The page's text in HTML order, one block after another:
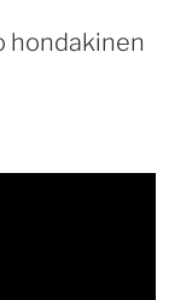
hondakinen